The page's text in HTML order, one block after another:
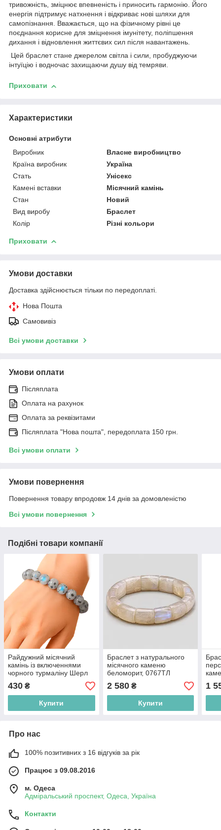
тривожність, зміцнює впевненість і приносить гармонію. Його
енергія підтримує натхнення і відкриває нові шляхи для
самопізнання. Вважається, що на фізичному рівні це
поєднання корисне для зміцнення імунітету, поліпшення
дихання і відновлення життєвих сил після навантажень.
Цей браслет стане джерелом світла і сили, пробуджуючи
інтуїцію і водночас захищаючи душу від темряви.
Приховати
Характеристики
Основні атрибути
Виробник
Власне виробництво
Країна виробник
Україна
Стать
Унісекс
Камені вставки
Місячний камінь
Стан
Новий
Вид виробу
Браслет
Колір
Різні кольори
Приховати
Умови доставки
Доставка здійснюється тільки по передоплаті.
Нова Пошта
Самовивіз
Всі умови доставки
Умови оплати
Післяплата
Оплата на рахунок
Оплата за реквізитами
Післяплата "Нова пошта", передоплата 150 грн.
Всі умови оплати
Умови повернення
Повернення товару впродовж 14 днів за домовленістю
Всі умови повернення
Подібні товари компанії
Райдужний місячний
камінь із включеннями
чорного турмаліну Шерл
Ø10 браслет, 0168ТЛ
430 ₴
Купити
Браслет з натурального
місячного каменю
беломорит, 0767ТЛ
2 580₴
Купити
1
Про нас
100% позитивних з 16 відгуків за рік
Працює з 09.08.2016
м. Одеса
Адміральський проспект, Одеса, Україна
Контакти